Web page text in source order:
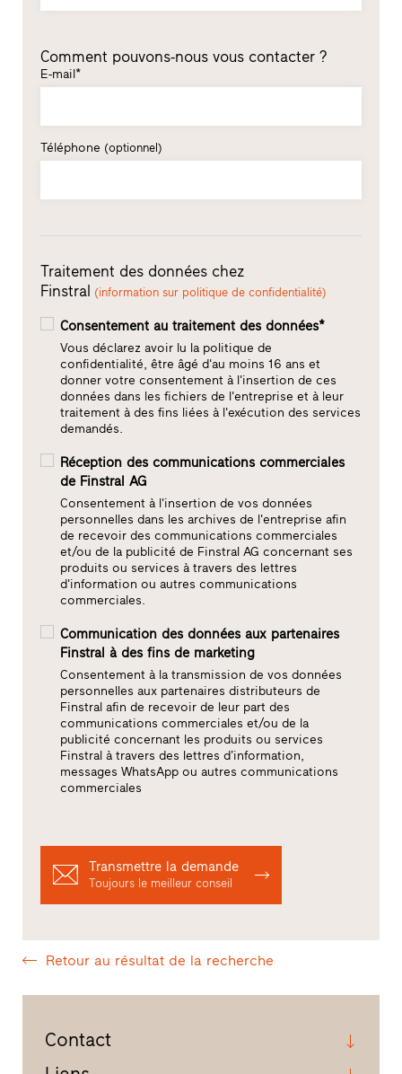
Comment pouvons-nous vous contacter ?
E-mail*
Téléphone (optionnel)
Traitement des données chez
Finstral (information sur politique de confidentialité)
Consentement au traitement des données*
Vous déclarez avoir lu la politique de
confidentialité, être âgé d'au moins 16 ans et
donner votre consentement à l'insertion de ces
données dans les fichiers de l'entreprise et à leur
traitement à des fins liées à l'exécution des services
demandés.
Réception des communications commerciales
de Finstral AG
Consentement à l'insertion de vos données
personnelles dans les archives de l'entreprise afin
de recevoir des communications commerciales
et/ou de la publicité de Finstral AG concernant ses
produits ou services à travers des lettres
d'information ou autres communications
commerciales.
Communication des données aux partenaires
Finstral à des fins de marketing
Consentement à la transmission de vos données
personnelles aux partenaires distributeurs de
Finstral afin de recevoir de leur part des
communications commerciales et/ou de la
publicité concernant les produits ou services
Finstral à travers des lettres d’information,
messages WhatsApp ou autres communications
commerciales
Transmettre la demande
Toujours le meilleur conseil
Retour au résultat de la recherche
Contact